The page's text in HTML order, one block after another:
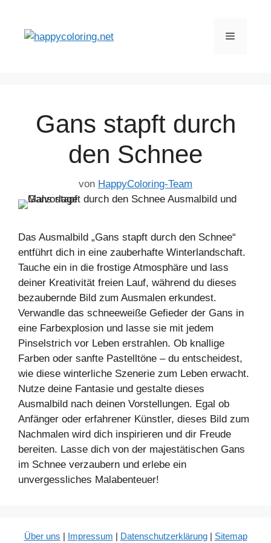
springen
Menü
Gans stapft durch
den Schnee
von HappyColoring-Team
Das Ausmalbild „Gans stapft durch den Schnee“
entführt dich in eine zauberhafte Winterlandschaft.
Tauche ein in die frostige Atmosphäre und lass
deiner Kreativität freien Lauf, während du dieses
bezaubernde Bild zum Ausmalen erkundest.
Verwandle das schneeweiße Gefieder der Gans in
eine Farbexplosion und lasse sie mit jedem
Pinselstrich vor Leben erstrahlen. Ob knallige
Farben oder sanfte Pastelltöne – du entscheidest,
wie diese winterliche Szenerie zum Leben erwacht.
Nutze deine Fantasie und gestalte dieses
Ausmalbild nach deinen Vorstellungen. Egal ob
Anfänger oder erfahrener Künstler, dieses Bild zum
Nachmalen wird dich inspirieren und dir Freude
bereiten. Lasse dich von der majestätischen Gans
im Schnee verzaubern und erlebe ein
unvergessliches Malabenteuer!
Über uns | Impressum | Datenschutzerklärung| Sitemap